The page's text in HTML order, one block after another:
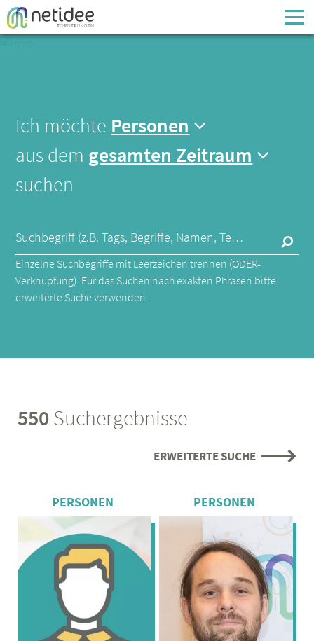
Enter your username or email address
Passwort
Ich möchte Personen
aus dem gesamten Zeitraum
suchen
Suchbegriff (z.B. Tags, Begriffe, Namen, Technologien,...)
Einzelne Suchbegriffe mit Leerzeichen trennen (ODER-
Verknüpfung). Für das Suchen nach exakten Phrasen bitte
erweiterte Suche verwenden.
550 Suchergebnisse
ERWEITERTE SUCHE